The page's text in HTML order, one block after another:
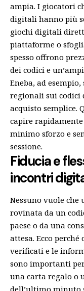
ampia. I giocatori
digitali hanno più
giochi digitali
piattaforme o
spesso offrono
dei codici e
Eneba, ad
regionali sui codici
acquisto semplice.
capire
minimo sforzo e
sessione.
Fiducia e
incontri
Nessuno vuole che
rovinata da un
paese o da una
attesa. Ecco
verificati e le
sono importanti
una carta regalo o
dell’ultimo minuto